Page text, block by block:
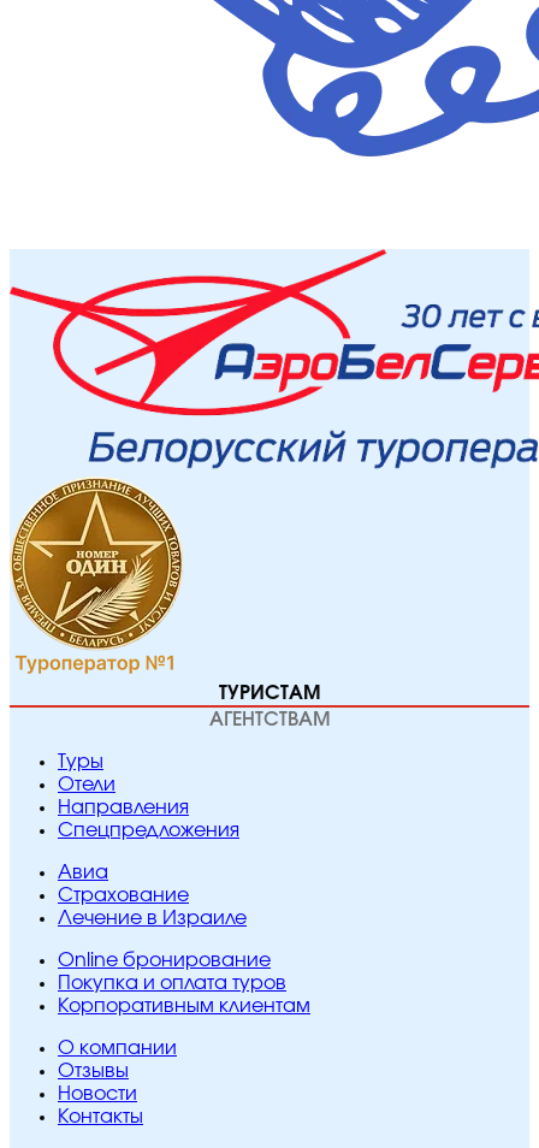
ТУРИСТАМ
АГЕНТСТВАМ
Туры
Отели
Направления
Спецпредложения
Авиа
Страхование
Лечение в Израиле
Online бронирование
Покупка и оплата туров
Корпоративным клиентам
O компании
Отзывы
Новости
Контакты